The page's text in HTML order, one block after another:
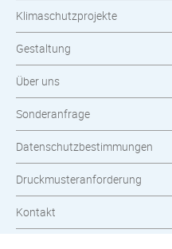
Klimaschutzprojekte
Gestaltung
Über uns
Sonderanfrage
Datenschutzbestimmungen
Druckmusteranforderung
Kontakt